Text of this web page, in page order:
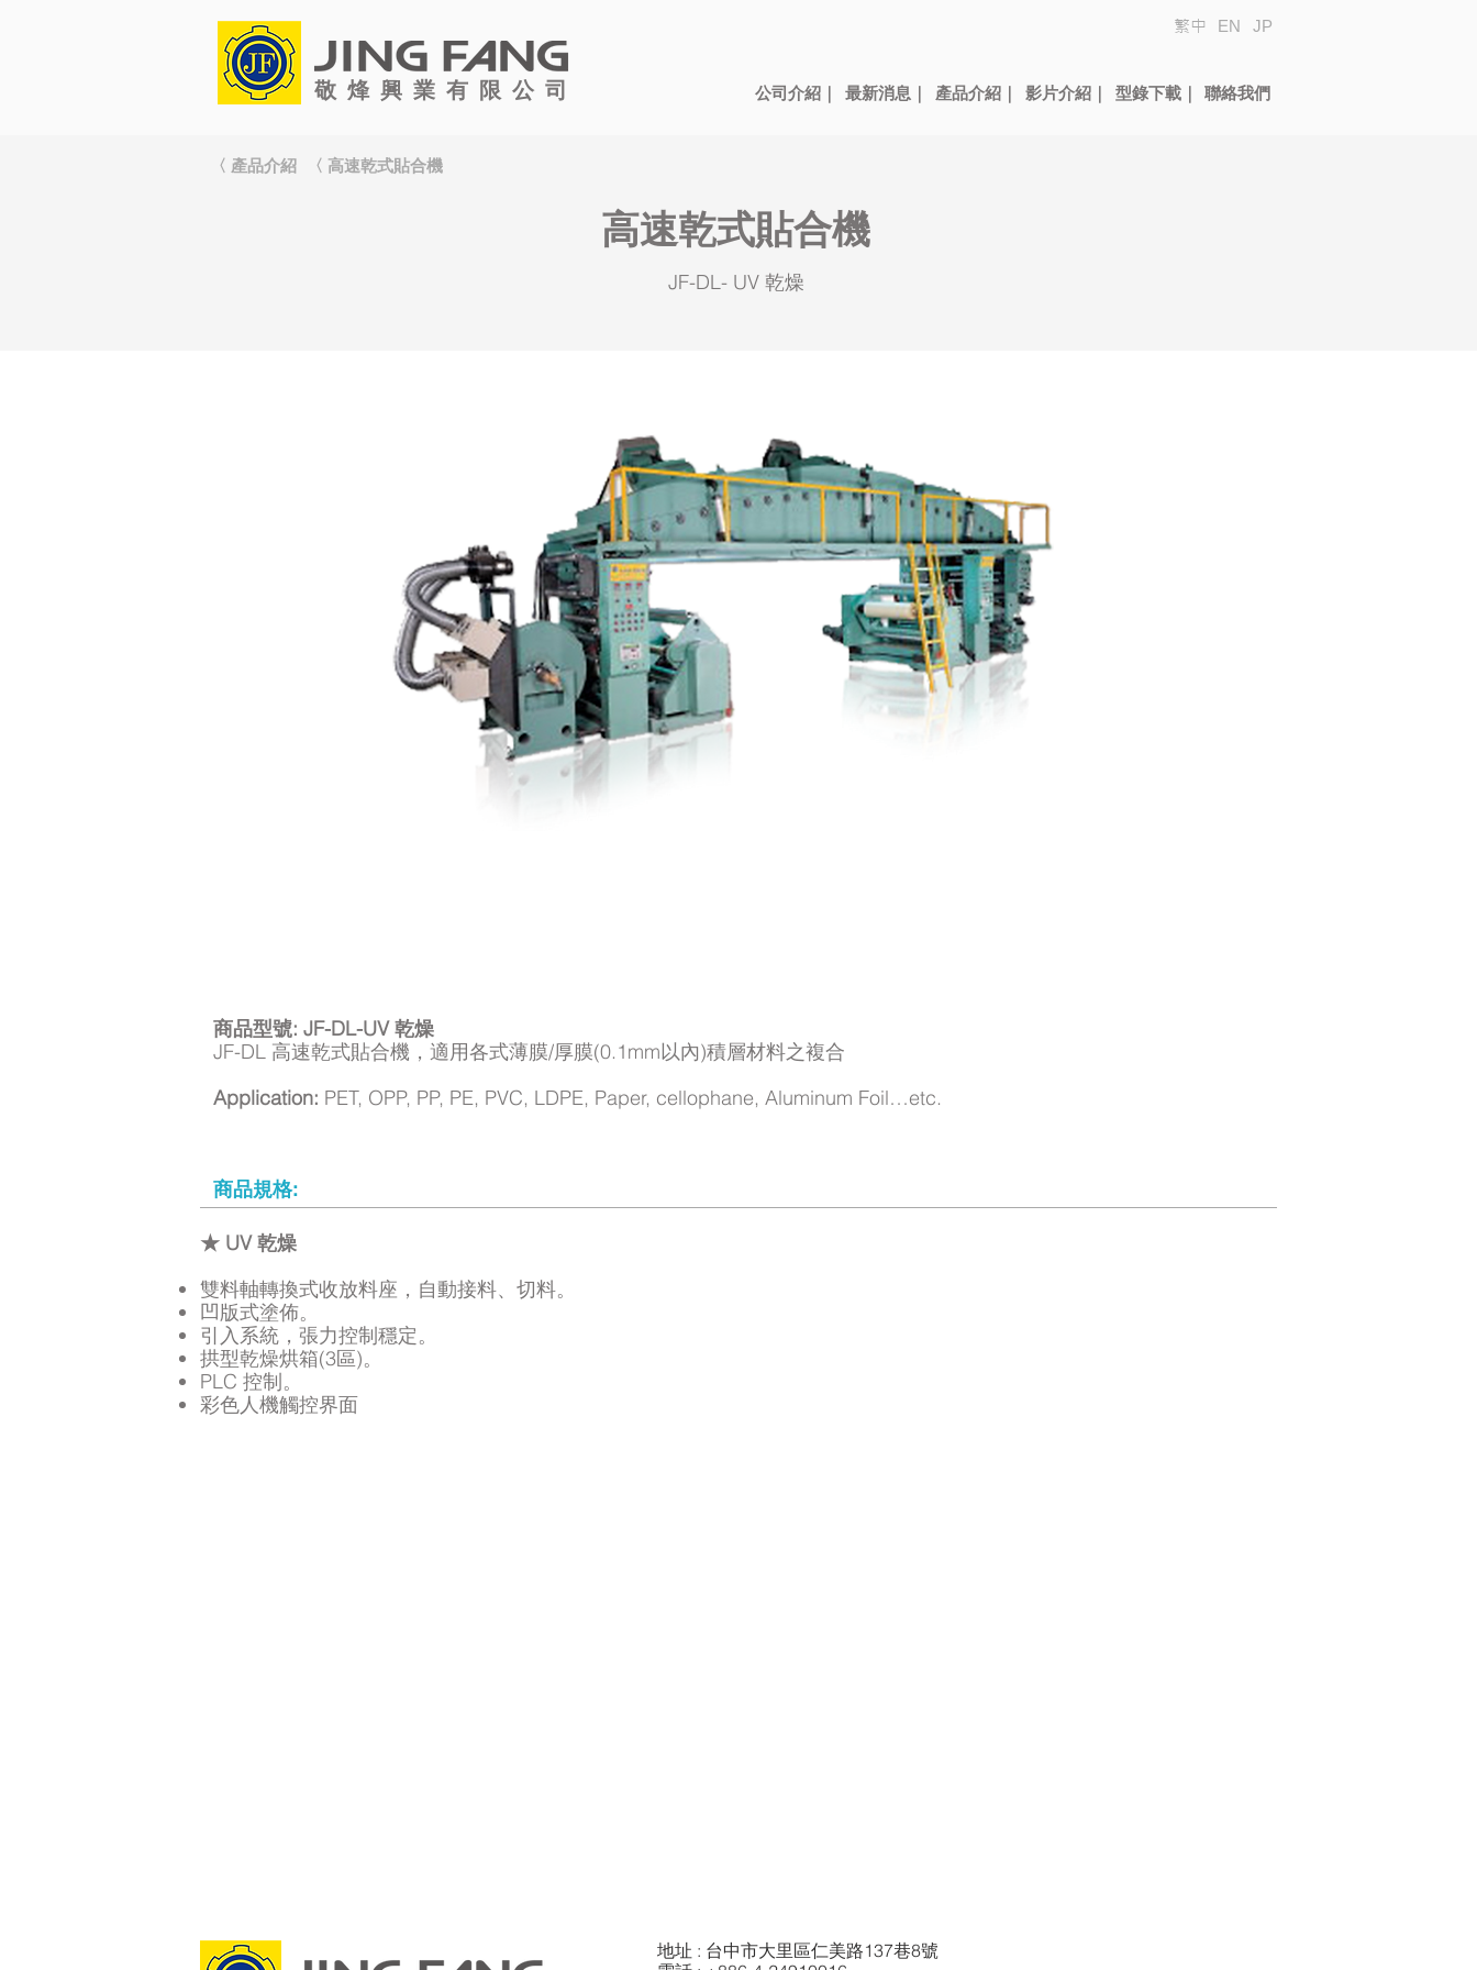
敬烽興業有限公司
繁中 EN JP
公司介紹｜ 最新消息｜ 產品介紹｜ 影片介紹｜ 型錄下載｜ 聯絡我們
〈 產品介紹 〈 高速乾式貼合機
高速乾式貼合機
JF-DL- UV 乾燥
商品型號: JF-DL-UV 乾燥
JF-DL 高速乾式貼合機，適用各式薄膜/厚膜(0.1mm以內)積層材料之複合
Application: PET, OPP, PP, PE, PVC, LDPE, Paper, cellophane, Aluminum Foil…etc.
商品規格:
★ UV 乾燥
雙料軸轉換式收放料座，自動接料、切料。
凹版式塗佈。
引入系統，張力控制穩定。
拱型乾燥烘箱(3區)。
PLC 控制。
彩色人機觸控界面
地址 : 台中市大里區仁美路137巷8號